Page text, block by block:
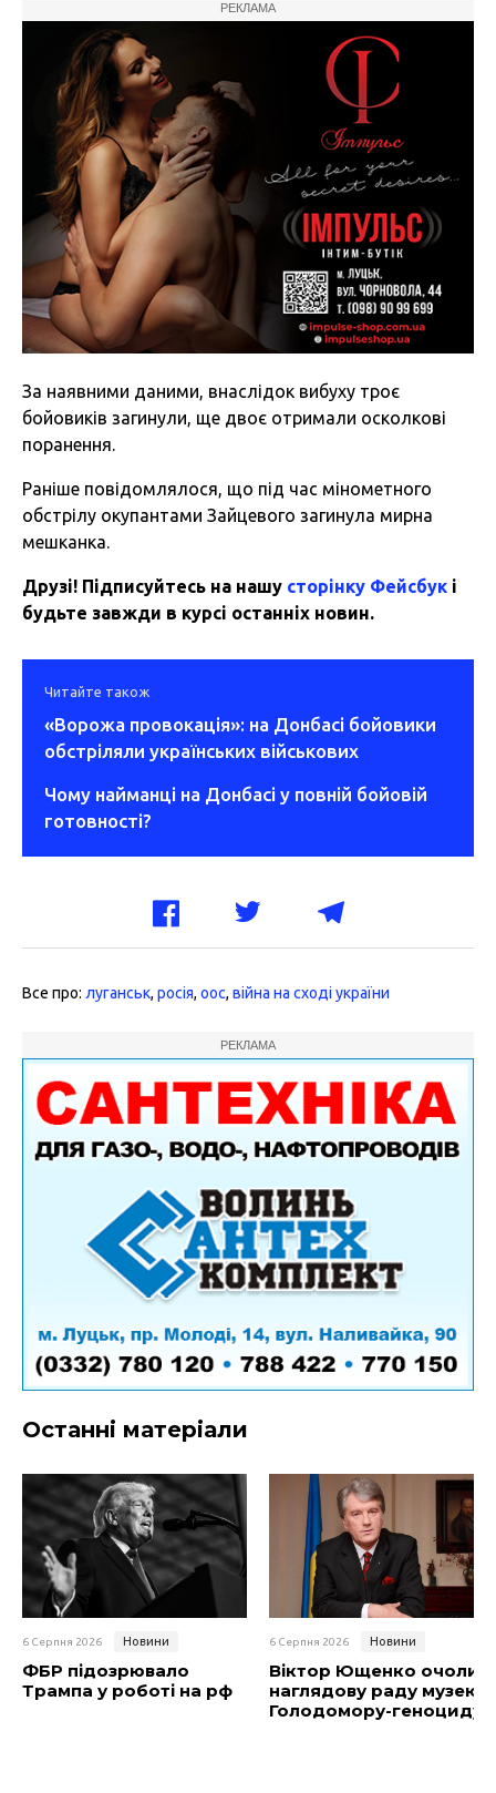
РЕКЛАМА
За наявними даними, внаслідок вибуху троє
бойовиків загинули, ще двоє отримали осколкові
поранення.
Раніше повідомлялося, що під час мінометного
обстрілу окупантами Зайцевого загинула мирна
мешканка.
Друзі! Підписуйтесь на нашу сторінку Фейсбук і
будьте завжди в курсі останніх новин.
Читайте також
«Ворожа провокація»: на Донбасі бойовики
обстріляли українських військових
Чому найманці на Донбасі у повній бойовій
готовності?
Все про: луганськ, росія, оос, війна на сході україни
РЕКЛАМА
Останні матеріали
6 Серпня 2026 Новини
ФБР підозрювало
Трампа у роботі на рф
6 Серпня 2026 Новини
Віктор Ющенко очолив
наглядову раду музею
Голодомору-геноциду